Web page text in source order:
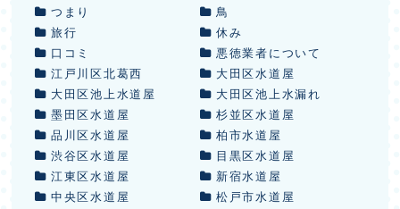
つまり
鳥
旅行
休み
口コミ
悪徳業者について
江戸川区北葛西
大田区水道屋
大田区池上水道屋
大田区池上水漏れ
墨田区水道屋
杉並区水道屋
品川区水道屋
柏市水道屋
渋谷区水道屋
目黒区水道屋
江東区水道屋
新宿水道屋
中央区水道屋
松戸市水道屋